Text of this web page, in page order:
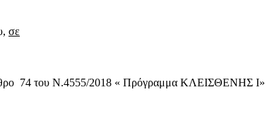
σε
74 του Ν.4555/2018 « Πρόγραμμα ΚΛΕΙΣΘΕΝΗΣ Ι»